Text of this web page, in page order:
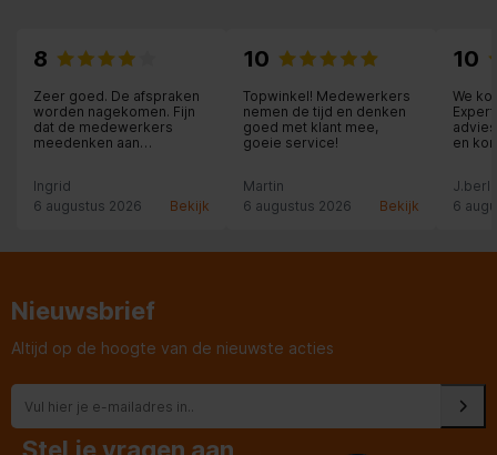
8
Zeer goed. De afspraken
worden nagekomen. Fijn
dat de medewerkers
meedenken aan
Ingrid
6 augustus 2026
Bekijk
10
Topwinkel! Medewerkers
nemen de tijd en denken
goed met klant mee,
goeie service!
Martin
6 augustus 2026
Bekijk
10
We
Expert
en
6
Nieuwsbrief
Altijd op de hoogte van de nieuwste acties